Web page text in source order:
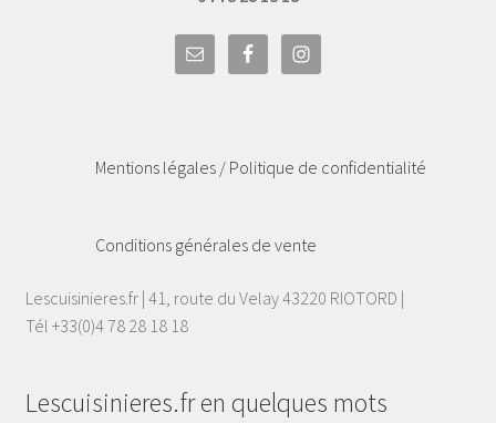
Mentions légales / Politique de confidentialité
Conditions générales de vente
Lescuisinieres.fr | 41, route du Velay 43220 RIOTORD |
Tél +33(0)4 78 28 18 18
Lescuisinieres.fr en quelques mots